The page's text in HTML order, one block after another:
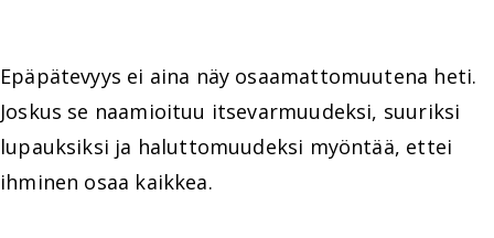
Epäpätevyys ei aina näy osaamattomuutena heti.
Joskus se naamioituu itsevarmuudeksi, suuriksi
lupauksiksi ja haluttomuudeksi myöntää, ettei
ihminen osaa kaikkea.